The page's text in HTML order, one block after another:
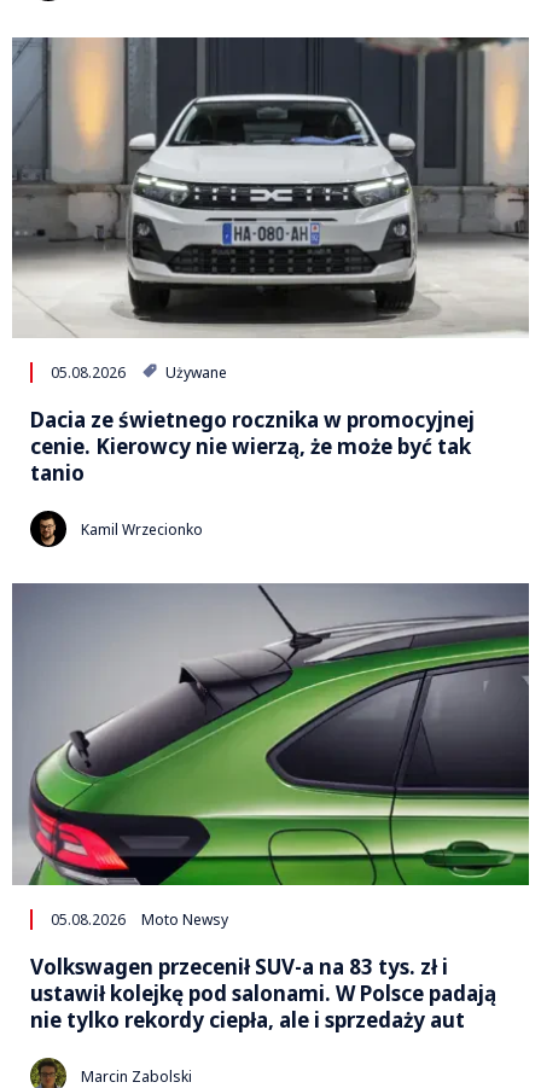
05.08.2026 Używane
Dacia ze świetnego rocznika w promocyjnej
cenie. Kierowcy nie wierzą, że może być tak
tanio
Kamil Wrzecionko
05.08.2026 Moto Newsy
Volkswagen przecenił SUV-a na 83 tys. zł i
ustawił kolejkę pod salonami. W Polsce padają
nie tylko rekordy ciepła, ale i sprzedaży aut
Marcin Zabolski